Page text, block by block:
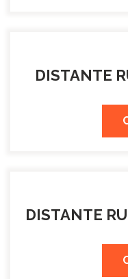
DISTANTE
DISTANTE